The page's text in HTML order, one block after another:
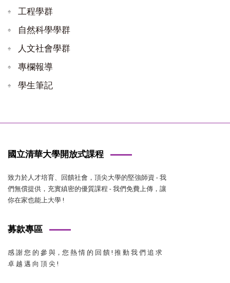
工程學群
自然科學學群
人文社會學群
專欄報導
學生筆記
國立清華大學開放式課程
致力於人才培育、回饋社會，頂尖大學的堅強師資 - 我
們無償提供，充實縝密的優質課程 - 我們免費上傳，讓
你在家也能上大學 !
募款專區
感 謝 您 的 參 與，您 熱 情 的 回 饋 ! 推 動 我 們 追 求
卓 越 邁 向 頂 尖 !